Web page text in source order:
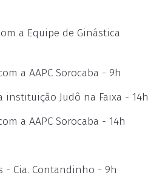
a Equipe de Ginástica
a AAPC Sorocaba - 9h
instituição Judô na Faixa - 14h
a AAPC Sorocaba - 14h
- Cia. Contandinho - 9h